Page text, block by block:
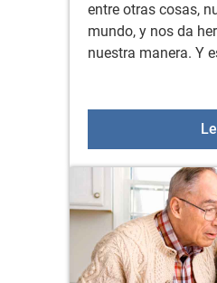
entre otras cosas,
mundo, y nos da
nuestra manera. Y